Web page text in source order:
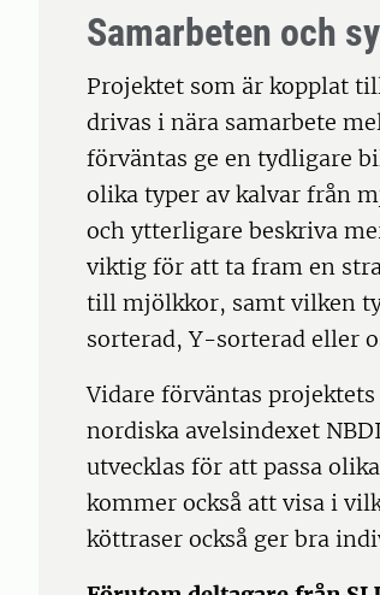
Samarbeten och
Projektet som är kopplat
drivas i nära samarbete
förväntas ge en tydligare
olika typer av kalvar från
och ytterligare beskriva
viktig för att ta fram en
till mjölkkor, samt vilken
sorterad, Y-sorterad eller
Vidare förväntas
nordiska avelsindexet
utvecklas för att passa
kommer också att visa i
köttraser också ger bra